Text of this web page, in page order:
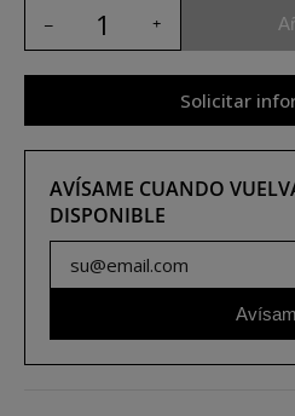
Solicitar
AVÍSAME CUANDO
DISPONIBLE